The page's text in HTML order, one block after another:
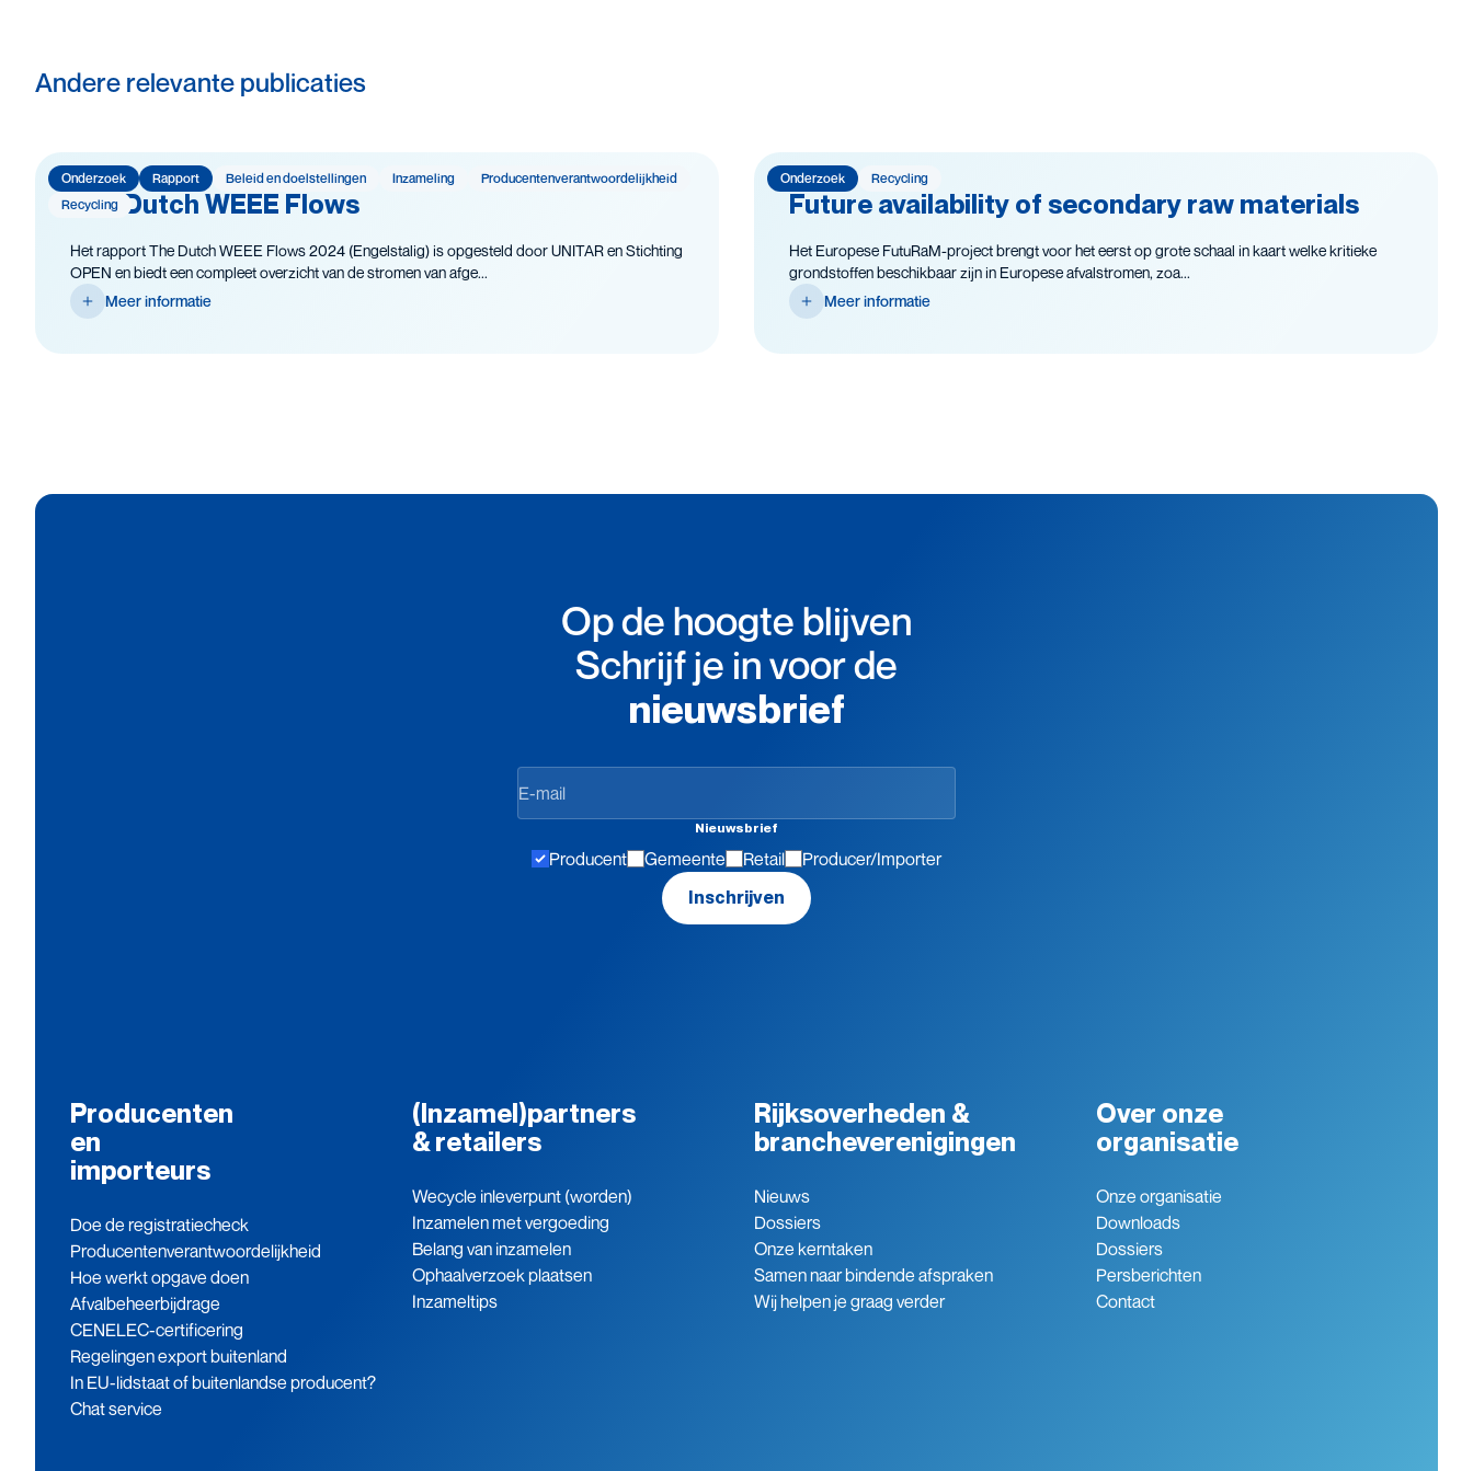
Andere relevante publicaties
Onderzoek Rapport Beleid en doelstellingen Inzameling
Producenten­­­­verantwoor­delijk­heid
Recycling
The Dutch WEEE Flows
Het rapport The Dutch WEEE Flows 2024 (Engelstalig) is opgesteld door UNITAR en Stichting
OPEN en biedt een compleet overzicht van de stromen van afge...
Meer informatie
Onderzoek Recycling
Future availability of secondary raw materials
Het Europese FutuRaM-project brengt voor het eerst op grote schaal in kaart welke kritieke
grondstoffen beschikbaar zijn in Europese afvalstromen, zoa...
Meer informatie
Op de hoogte blijven
Schrijf je in voor de
nieuwsbrief
de
blijven
Nieuwsbrief
Producent Gemeente Retail Producer/Importer
Inschrijven
Producenten
en
importeurs
Doe de registratiecheck
Producenten­verantwoordelijkheid
Hoe werkt opgave doen
Afvalbeheerbijdrage
CENELEC-certificering
Regelingen export buitenland
In EU-lidstaat of buitenlandse producent?
Chat service
(Inzamel)partners
& retailers
Wecycle inleverpunt (worden)
Inzamelen met vergoeding
Belang van inzamelen
Ophaalverzoek plaatsen
Inzameltips
Rijksoverheden &
brancheverenigingen
Nieuws
Dossiers
Onze kerntaken
Samen naar bindende afspraken
Wij helpen je graag verder
Over onze
organisatie
Onze organisatie
Downloads
Dossiers
Persberichten
Contact